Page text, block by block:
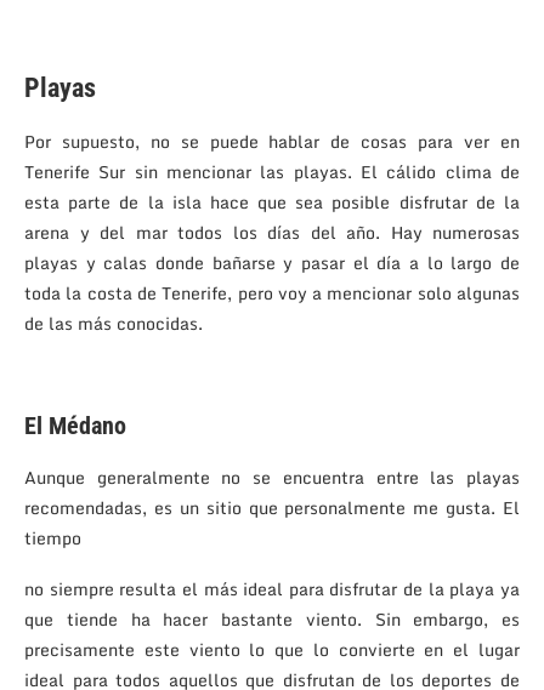
Playas
Por supuesto, no se puede hablar de cosas para ver en
Tenerife Sur sin mencionar las playas. El cálido clima de
esta parte de la isla hace que sea posible disfrutar de la
arena y del mar todos los días del año. Hay numerosas
playas y calas donde bañarse y pasar el día a lo largo de
toda la costa de Tenerife, pero voy a mencionar solo algunas
de las más conocidas.
El Médano
Aunque generalmente no se encuentra entre las playas
recomendadas, es un sitio que personalmente me gusta. El
tiempo
no siempre resulta el más ideal para disfrutar de la playa ya
que tiende ha hacer bastante viento. Sin embargo, es
precisamente este viento lo que lo convierte en el lugar
ideal para todos aquellos que disfrutan de los deportes de